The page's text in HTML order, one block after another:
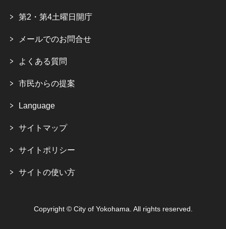
第2・第4土曜日開庁
メールでのお問合せ
よくある質問
市民からの提案
Language
サイトマップ
サイトポリシー
サイトの使い方
Copyright © City of Yokohama. All rights reserved.